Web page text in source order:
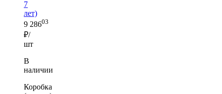
7
лет)
9 28603
₽/
шт
В
наличии
Коробка